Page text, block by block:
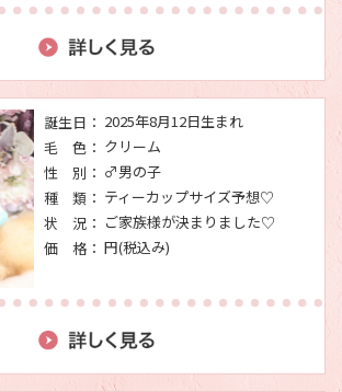
誕生日： 2025年8月12日生まれ
毛 色： クリーム
性 別： ♂男の子
種 類： ティーカップサイズ予想♡
状 況： ご家族様が決まりました♡
価 格： 円(税込み)